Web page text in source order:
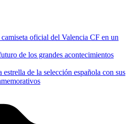
oficial del Valencia CF en un
de los grandes acontecimientos
estrella de la selección española con sus